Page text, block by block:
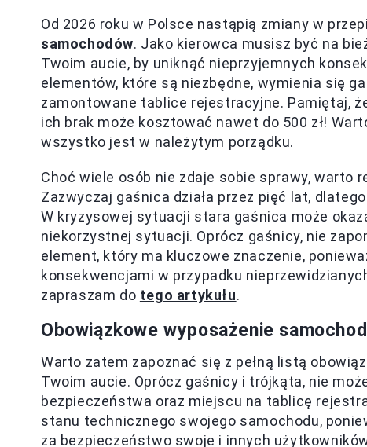
Od 2026 roku w Polsce nastąpią zmiany w
samochodów. Jako kierowca musisz być na
Twoim aucie, by uniknąć nieprzyjemnych
elementów, które są niezbędne, wymienia się
zamontowane tablice rejestracyjne. Pamiętaj,
ich brak może kosztować nawet do 500 zł!
wszystko jest w należytym porządku.
Choć wiele osób nie zdaje sobie sprawy, warto
Zazwyczaj gaśnica działa przez pięć lat,
W kryzysowej sytuacji stara gaśnica może
niekorzystnej sytuacji. Oprócz gaśnicy, nie
element, który ma kluczowe znaczenie,
konsekwencjami w przypadku
zapraszam do tego artykułu.
Obowiązkowe wyposażenie
Warto zatem zapoznać się z pełną listą
Twoim aucie. Oprócz gaśnicy i trójkąta, nie
bezpieczeństwa oraz miejscu na tablicę
stanu technicznego swojego samochodu,
za bezpieczeństwo swoje i innych